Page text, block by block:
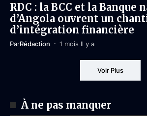
RDC : la BCC et la Banque
d’Angola ouvrent un
d’intégration financière
ParRédaction 1 mois Il y a
Voir Plus
À ne pas manquer